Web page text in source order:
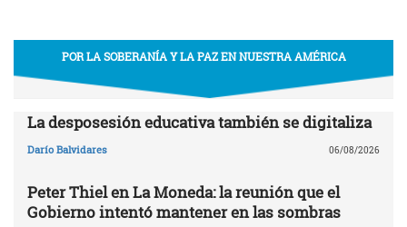
POR LA SOBERANÍA Y LA PAZ EN NUESTRA AMÉRICA
La desposesión educativa también se digitaliza
Darío Balvidares 06/08/2026
Peter Thiel en La Moneda: la reunión que el
Gobierno intentó mantener en las sombras